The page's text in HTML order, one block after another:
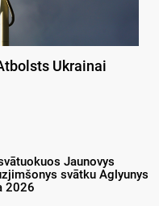
Ukrainai
Jaunovys
svātku Aglyunys
2026